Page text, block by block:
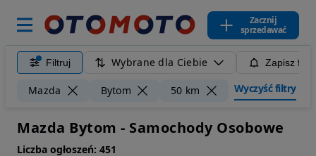
Zacznij
sprzedawać
Filtruj Wybrane dla Ciebie Zapisz
Mazda Bytom 50 km Wyczyść filtry
Mazda Bytom - Samochody Osobowe
Liczba ogłoszeń: 451